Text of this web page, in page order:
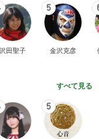
沢田聖子
5
金沢克彦
すべて見る
5